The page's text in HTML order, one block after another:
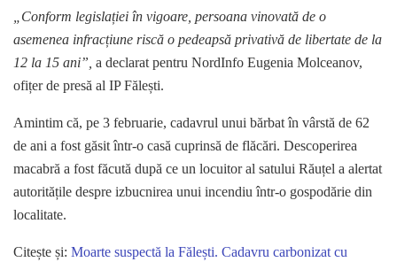
„Conform legislației în vigoare, persoana vinovată de o
asemenea infracțiune riscă o pedeapsă privativă de libertate de la
12 la 15 ani”, a declarat pentru NordInfo Eugenia Molceanov,
ofițer de presă al IP Fălești.
Amintim că, pe 3 februarie, cadavrul unui bărbat în vârstă de 62
de ani a fost găsit într-o casă cuprinsă de flăcări. Descoperirea
macabră a fost făcută după ce un locuitor al satului Răuțel a alertat
autoritățile despre izbucnirea unui incendiu într-o gospodărie din
localitate.
Citește și: Moarte suspectă la Fălești. Cadavru carbonizat cu